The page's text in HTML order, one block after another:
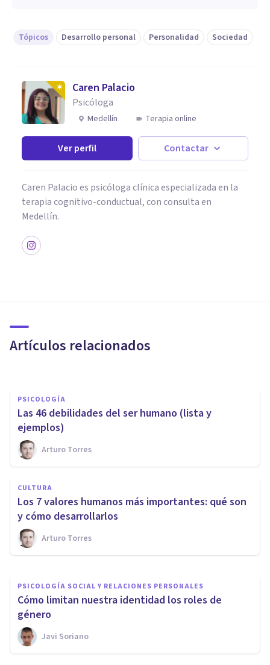
Tópicos Desarrollo personal Personalidad Sociedad
Caren Palacio
Psicóloga
Medellín Terapia online
Ver perfil Contactar
Caren Palacio es psicóloga clínica especializada en la
terapia cognitivo-conductual, con consulta en
Medellín.
Artículos relacionados
empresarios o profesionales?
PSICOLOGÍA
Las 46 debilidades del ser humano (lista y
ejemplos)
Arturo Torres
CULTURA
Los 7 valores humanos más importantes: qué son
y cómo desarrollarlos
Arturo Torres
7 diferencias entre la Crítica
Constructiva y la Destructiva
Javi Soriano
PSICOLOGÍA SOCIAL Y RELACIONES PERSONALES
Cómo limitan nuestra identidad los roles de
género
Javi Soriano